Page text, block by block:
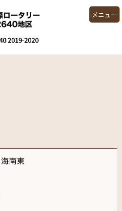
メニュー
海南東